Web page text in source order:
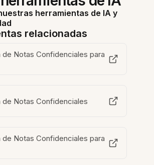
herramientas de IA y
relacionadas
de Notas Confidenciales para
de Notas Confidenciales
de Notas Confidenciales para